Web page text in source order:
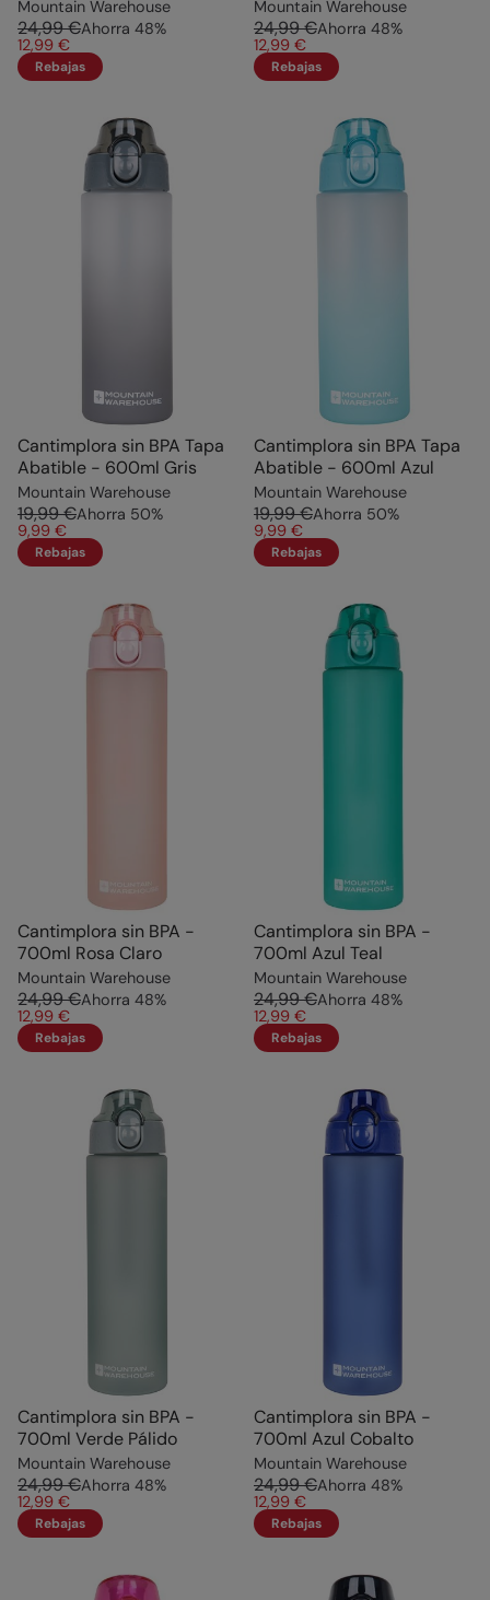
Mountain Warehouse
24,99 €Ahorra 48%
12,99 €
Rebajas
Mountain Warehouse
24,99 €Ahorra 48%
12,99 €
Rebajas
Cantimplora sin BPA Tapa
Abatible - 600ml Gris
Mountain Warehouse
19,99 €Ahorra 50%
9,99 €
Rebajas
Cantimplora sin BPA Tapa
Abatible - 600ml Azul
Mountain Warehouse
19,99 €Ahorra 50%
9,99 €
Rebajas
Cantimplora sin BPA -
700ml Rosa Claro
Mountain Warehouse
24,99 €Ahorra 48%
12,99 €
Rebajas
Cantimplora sin BPA -
700ml Azul Teal
Mountain Warehouse
24,99 €Ahorra 48%
12,99 €
Rebajas
Cantimplora sin BPA -
700ml Verde Pálido
Mountain Warehouse
24,99 €Ahorra 48%
12,99 €
Rebajas
Cantimplora sin BPA -
700ml Azul Cobalto
Mountain Warehouse
24,99 €Ahorra 48%
12,99 €
Rebajas